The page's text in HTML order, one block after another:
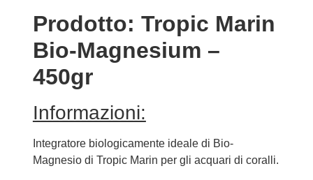
Prodotto: Tropic Marin
Bio-Magnesium –
450gr
Informazioni:
Integratore biologicamente ideale di Bio-
Magnesio di Tropic Marin per gli acquari di coralli.